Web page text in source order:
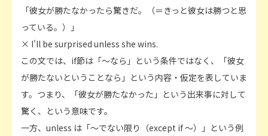
「彼女が勝たなかったら驚きだ。（＝きっと彼女は勝つと思
っている。）」
× I'll be surprised unless she wins.
この文では、if節は「～なら」という条件ではなく、「彼女
が勝たないということなら」という内容・仮定を表していま
す。つまり、「彼女が勝たなかった」という出来事に対して
驚く、という意味です。
一方、unless は「～でない限り（except if ～）」という例